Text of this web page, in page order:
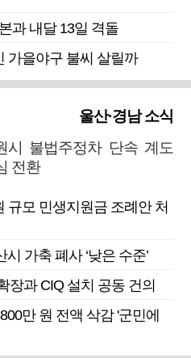
과 내달 13일 격돌
가을야구 불씨 살릴까
울산·경남 소식
시 불법주정차 단속 계도
전환
규모 민생지원금 조례안 처
가축 폐사 ‘낮은 수준’
장과 CIQ 설치 공동 건의
만 원 전액 삭감 '군민에